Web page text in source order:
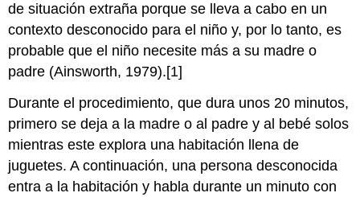
de situación extraña porque se lleva a cabo en un
contexto desconocido para el niño y, por lo tanto, es
probable que el niño necesite más a su madre o
padre (Ainsworth, 1979).[1]
Durante el procedimiento, que dura unos 20 minutos,
primero se deja a la madre o al padre y al bebé solos
mientras este explora una habitación llena de
juguetes. A continuación, una persona desconocida
entra a la habitación y habla durante un minuto con